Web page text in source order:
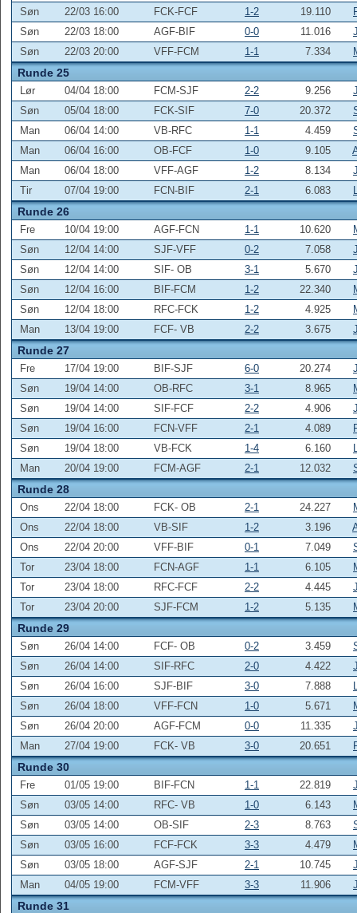
Søn
22/03 16:00 FCK-FCF 1-2 19.110
Søn
22/03 18:00 AGF-BIF 0-0 11.016
Søn
22/03 20:00 VFF-FCM 1-1 7.334
Runde 25
Lør 04/04 18:00 FCM-SJF 2-2 9.256
Søn
05/04 18:00 FCK-SIF 7-0 20.372
Man
06/04 14:00 VB-RFC 1-1 4.459
Man
06/04 16:00 OB-FCF 1-0 9.105
Man
06/04 18:00 VFF-AGF 1-2 8.134
Tir
07/04 19:00 FCN-BIF 2-1 6.083
Runde 26
Fre 10/04 19:00 AGF-FCN 1-1 10.620
Søn
12/04 14:00 SJF-VFF 0-2 7.058
Søn
12/04 14:00 SIF- OB 3-1 5.670
Søn
12/04 16:00 BIF-FCM 1-2 22.340
Søn
12/04 18:00 RFC-FCK 1-2 4.925
Man
13/04 19:00 FCF- VB 2-2 3.675
Runde 27
Fre 17/04 19:00 BIF-SJF 6-0 20.274
Søn
19/04 14:00 OB-RFC 3-1 8.965
Søn
19/04 14:00 SIF-FCF 2-2 4.906
Søn
19/04 16:00 FCN-VFF 2-1 4.089
Søn
19/04 18:00 VB-FCK 1-4 6.160
Man
20/04 19:00 FCM-AGF 2-1 12.032
Runde 28
Ons 22/04 18:00 FCK- OB 2-1 24.227
Ons
22/04 18:00 VB-SIF 1-2 3.196
Ons
22/04 20:00 VFF-BIF 0-1 7.049
Tor
23/04 18:00 FCN-AGF 1-1 6.105
Tor
23/04 18:00 RFC-FCF 2-2 4.445
Tor
23/04 20:00 SJF-FCM 1-2 5.135
Runde 29
Søn 26/04 14:00 FCF- OB 0-2 3.459
Søn
26/04 14:00 SIF-RFC 2-0 4.422
Søn
26/04 16:00 SJF-BIF 3-0 7.888
Søn
26/04 18:00 VFF-FCN 1-0 5.671
Søn
26/04 20:00 AGF-FCM 0-0 11.335
Man
27/04 19:00 FCK- VB 3-0 20.651
Runde 30
Fre 01/05 19:00 BIF-FCN 1-1 22.819
Søn
03/05 14:00 RFC- VB 1-0 6.143
Søn
03/05 14:00 OB-SIF 2-3 8.763
Søn
03/05 16:00 FCF-FCK 3-3 4.479
Søn
03/05 18:00 AGF-SJF 2-1 10.745
Man
04/05 19:00 FCM-VFF 3-3 11.906
Runde 31